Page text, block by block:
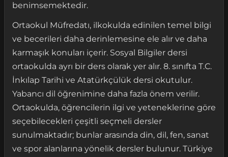
benimsemektedir.
Ortaokul Müfredatı, ilkokulda edinilen temel bilgi
ve becerileri daha derinlemesine ele alır ve daha
karmaşık konuları içerir. Sosyal Bilgiler dersi
ortaokulda ayrı bir ders olarak yer alır. 8. sınıfta T.C.
İnkılap Tarihi ve Atatürkçülük dersi okutulur.
Yabancı dil öğrenimine daha fazla önem verilir.
Ortaokulda, öğrencilerin ilgi ve yeteneklerine göre
seçebilecekleri çeşitli seçmeli dersler
sunulmaktadır; bunlar arasında din, dil, fen, sanat
ve spor alanlarına yönelik dersler bulunur. Türkiye